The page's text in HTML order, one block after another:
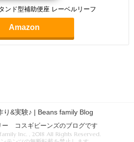
ンド型補助便座 レーベルリーフ
Amazon
り&実験♪ | Beans family Blog
ー コスギビーンズのブログです
Inc. , 2018 All Rights Reserved.